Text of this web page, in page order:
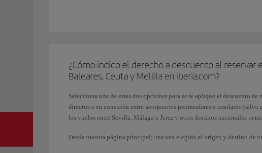
¿Cómo indico el derecho a descuento al reservar
Baleares, Ceuta y Melilla en iberia.com?
Selecciona una de estas dos opciones para se te aplique el descuento
directos o en conexión entre aeropuertos peninsulares e insulares
los vuelos entre Sevilla, Málaga o Jerez y otros destinos nacionales
Desde nuestra página principal; una vez elegido el origen y destino de